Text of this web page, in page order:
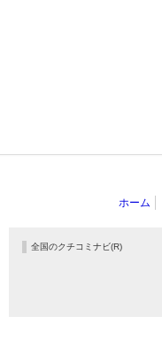
ホーム
全国のクチコミナビ(R)